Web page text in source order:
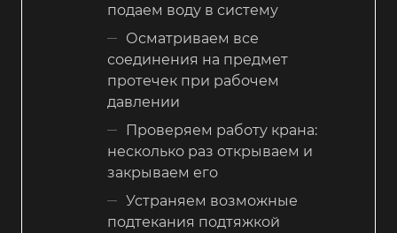
подаем воду в систему
Осматриваем все
соединения на предмет
протечек при рабочем
давлении
Проверяем работу крана:
несколько раз открываем и
закрываем его
Устраняем возможные
подтекания подтяжкой